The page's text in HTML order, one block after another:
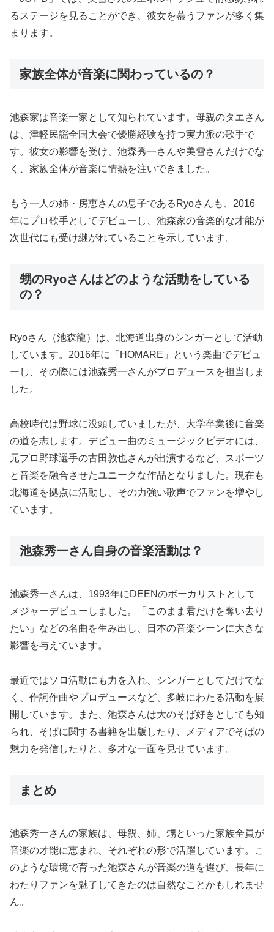
るステージを見ることができ、彼女を慕うファンが多く集
まります。
家族全体が音楽に関わっているの？
池森家は音楽一家として知られています。母親のタエさん
は、津軽民謡全国大会で優勝経験を持つ実力派の歌手で
す。彼女の影響を受け、池森秀一さんや美雪さんだけでな
く、家族全体が音楽に情熱を注いできました。
もう一人の姉・房恵さんの息子であるRyoさんも、2016
年にプロ歌手としてデビューし、池森家の音楽的な才能が
次世代にも受け継がれていることを示しています。
甥のRyoさんはどのような活動をしている
の？
Ryoさん（池森龍）は、北海道出身のシンガーとして活動
しています。2016年に「HOMARE」という楽曲でデビュ
ーし、その際には池森秀一さんがプロデュースを担当しま
した。
高校時代は野球に没頭していましたが、大学卒業後に音楽
の道を志します。デビュー曲のミュージックビデオには、
元プロ野球選手の古田敦也さんが出演するなど、スポーツ
と音楽を融合させたユニークな作品となりました。現在も
北海道を拠点に活動し、その力強い歌声でファンを増やし
ています。
池森秀一さん自身の音楽活動は？
池森秀一さんは、1993年にDEENのボーカリストとして
メジャーデビューしました。「このまま君だけを奪い去り
たい」などの名曲を生み出し、日本の音楽シーンに大きな
影響を与えています。
最近ではソロ活動にも力を入れ、シンガーとしてだけでな
く、作詞作曲やプロデュースなど、多岐にわたる活動を展
開しています。また、池森さんは大のそば好きとしても知
られ、そばに関する書籍を出版したり、メディアでそばの
魅力を発信したりと、多才な一面を見せています。
まとめ
池森秀一さんの家族は、母親、姉、甥といった家族全員が
音楽の才能に恵まれ、それぞれの形で活躍しています。こ
のような環境で育った池森さんが音楽の道を選び、長年に
わたりファンを魅了してきたのは自然なことかもしれませ
ん。